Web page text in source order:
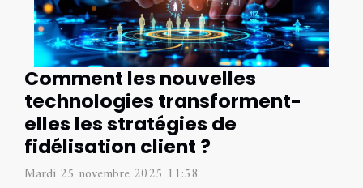
Comment les nouvelles
technologies transforment-
elles les stratégies de
fidélisation client ?
Mardi 25 novembre 2025 11:58